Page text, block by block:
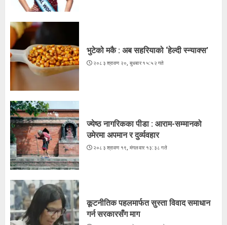
2
3
ज्येष्ठ नागरिकका पीडा : आराम-सम्मानको
भुटेको मकै : अब सहरियाको ‘हेल्दी स्न्याक्स’
२०८३ श्रावण २०, बुधबार १५:५२ गते
ज्येष्ठ नागरिकका पीडा : आराम-सम्मानको
उमेरमा अपमान र दुर्व्यवहार
२०८३ श्रावण १९, मंगलवार १३:३८ गते
कूटनीतिक पहलमार्फत सुस्ता विवाद समाधान
गर्न सरकारसँग माग